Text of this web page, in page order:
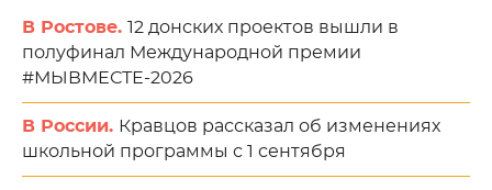
В Ростове. 12 донских проектов вышли в
полуфинал Международной премии
#МЫВМЕСТЕ-2026
В России. Кравцов рассказал об изменениях
школьной программы с 1 сентября